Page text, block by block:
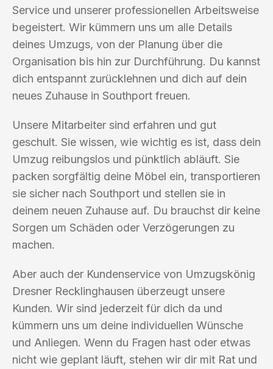
Service und unserer professionellen Arbeitsweise
begeistert. Wir kümmern uns um alle Details
deines Umzugs, von der Planung über die
Organisation bis hin zur Durchführung. Du kannst
dich entspannt zurücklehnen und dich auf dein
neues Zuhause in Southport freuen.
Unsere Mitarbeiter sind erfahren und gut
geschult. Sie wissen, wie wichtig es ist, dass dein
Umzug reibungslos und pünktlich abläuft. Sie
packen sorgfältig deine Möbel ein, transportieren
sie sicher nach Southport und stellen sie in
deinem neuen Zuhause auf. Du brauchst dir keine
Sorgen um Schäden oder Verzögerungen zu
machen.
Aber auch der Kundenservice von Umzugskönig
Dresner Recklinghausen überzeugt unsere
Kunden. Wir sind jederzeit für dich da und
kümmern uns um deine individuellen Wünsche
und Anliegen. Wenn du Fragen hast oder etwas
nicht wie geplant läuft, stehen wir dir mit Rat und